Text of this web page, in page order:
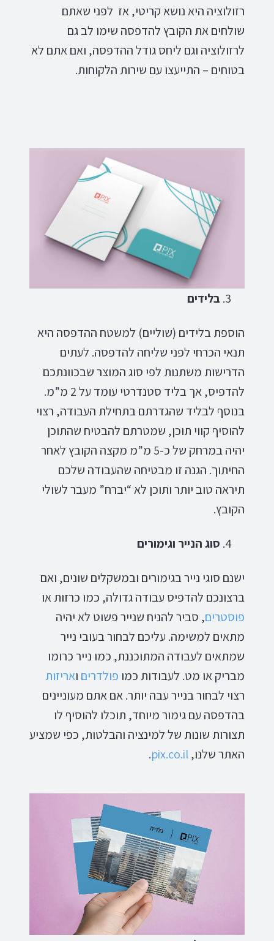
רזולוציה היא נושא קריטי, אז לפני שאתם
שולחים את הקובץ להדפסה שימו לב גם
לרזולוציה וגם ליחס גודל ההדפסה, ואם אתם לא
בטוחים – התייעצו עם שירות הלקוחות.
בלידים
הוספת בלידים (שוליים) למשטח ההדפסה היא
תנאי הכרחי לפני שליחה להדפסה. לעתים
הדרישות משתנות לפי סוג המוצר שבכוונתכם
להדפיס, אך בליד סטנדרטי עומד על 2 מ”מ.
בנוסף לבליד שהגדרתם בתחילת העבודה, רצוי
להוסיף קווי תוכן, שמטרתם להבטיח שהתוכן
יהיה במרחק של כ-5 מ”מ מקצה הקובץ לאחר
החיתוך. הגנה זו מבטיחה שהעבודה שלכם
תיראה טוב יותר ותוכן לא “יברח” מעבר לשולי
הקובץ.
סוג הנייר וגימורים
ישנם סוגי נייר בגימורים ובמשקלים שונים, ואם
ברצונכם להדפיס עבודה גדולה, כמו כרזות או
פוסטרים, סביר להניח שנייר פשוט לא יהיה
מתאים למשימה. עליכם לבחור בעובי נייר
שמתאים לעבודה המתוכננת, כמו נייר כרומו
מבריק או מט. לעבודות כמו פולדרים ואריזות
רצוי לבחור בנייר עבה יותר. אם אתם מעוניינים
בהדפסה עם גימור מיוחד, תוכלו להוסיף לו
תצורות שונות של למינציה והבלטות, כפי שמציע
האתר שלנו,pix.co.il
.